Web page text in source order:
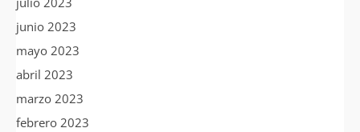
junio 2023
mayo 2023
abril 2023
marzo 2023
febrero 2023